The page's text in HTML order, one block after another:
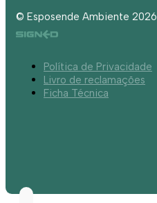
© Esposende Ambiente 2026
Política de Privacidade
Livro de reclamações
Ficha Técnica